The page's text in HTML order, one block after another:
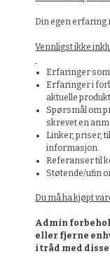
Din egen erfaring
Vennligst ikke
Erfaringer
Erfaringer i
aktuelle
Spørsmål om
skrevet en
Linker, priser,
informasjon.
Referanser til
Støtende/ufin
Du må ha kjøpt
Admin
eller fjerne
i tråd med